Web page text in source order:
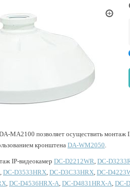
MA2100 позволяет осуществить монтаж
кронштенаDA-WM2050.
IP-видеокамер DC-D2212WR, DC-
, DC-D3533HRX, DC-D3C33HRX, DC-
, DC-D4536HRX-A, DC-D4831HRX-A, DC-